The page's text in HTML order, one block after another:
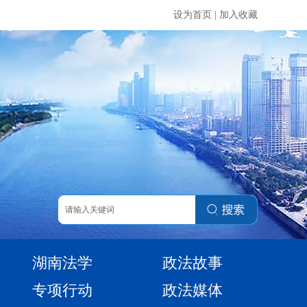
设为首页 加入收藏
湖南法学
政法故事
专项行动
政法媒体